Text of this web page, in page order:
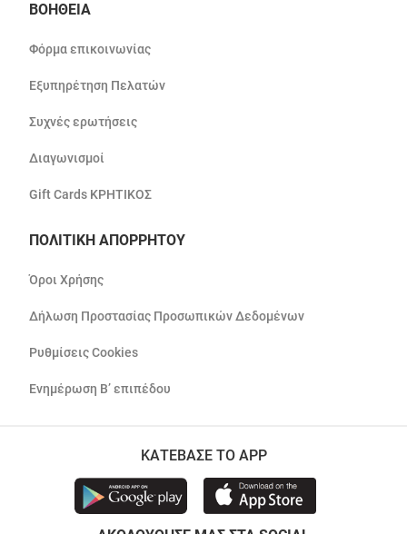
ΒΟΗΘΕΙΑ
Φόρμα επικοινωνίας
Εξυπηρέτηση Πελατών
Συχνές ερωτήσεις
Διαγωνισμοί
Gift Cards ΚΡΗΤΙΚΟΣ
ΠΟΛΙΤΙΚΗ ΑΠΟΡΡΗΤΟΥ
Όροι Χρήσης
Δήλωση Προστασίας Προσωπικών Δεδομένων
Ρυθμίσεις Cookies
Ενημέρωση Β’ επιπέδου
ΚΑΤΕΒΑΣΕ ΤΟ APP